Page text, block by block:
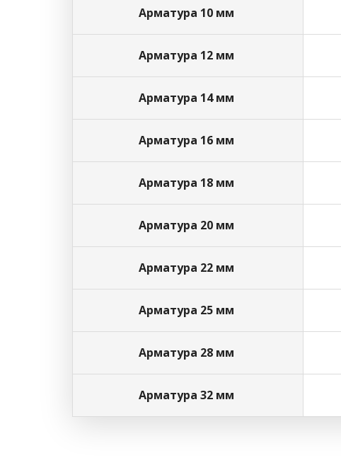
Арматура 10 мм
Арматура 12 мм
Арматура 14 мм
Арматура 16 мм
Арматура 18 мм
Арматура 20 мм
Арматура 22 мм
Арматура 25 мм
Арматура 28 мм
Арматура 32 мм